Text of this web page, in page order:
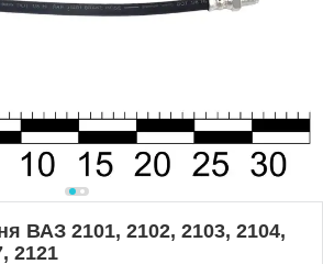
ВАЗ 2101, 2102, 2103, 2104,
2121